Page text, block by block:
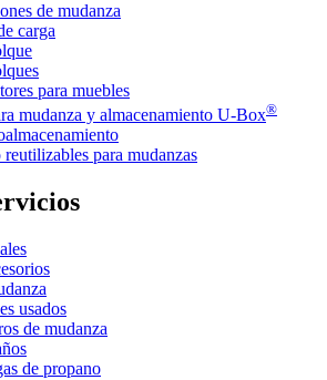
de mudanza
carga
para muebles
mudanza y almacenamiento U-Box®
para mudanzas
usados
de mudanza
de propano